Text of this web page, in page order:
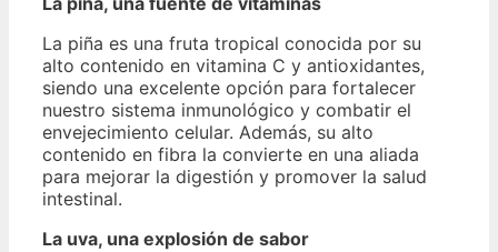
La piña es una fruta tropical conocida por su
alto contenido en vitamina C y antioxidantes,
siendo una excelente opción para fortalecer
nuestro sistema inmunológico y combatir el
envejecimiento celular. Además, su alto
contenido en fibra la convierte en una aliada
para mejorar la digestión y promover la salud
intestinal.
La uva, una explosión de sabor